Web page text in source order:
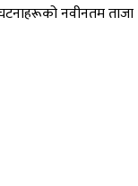
नवीनतम ताजा